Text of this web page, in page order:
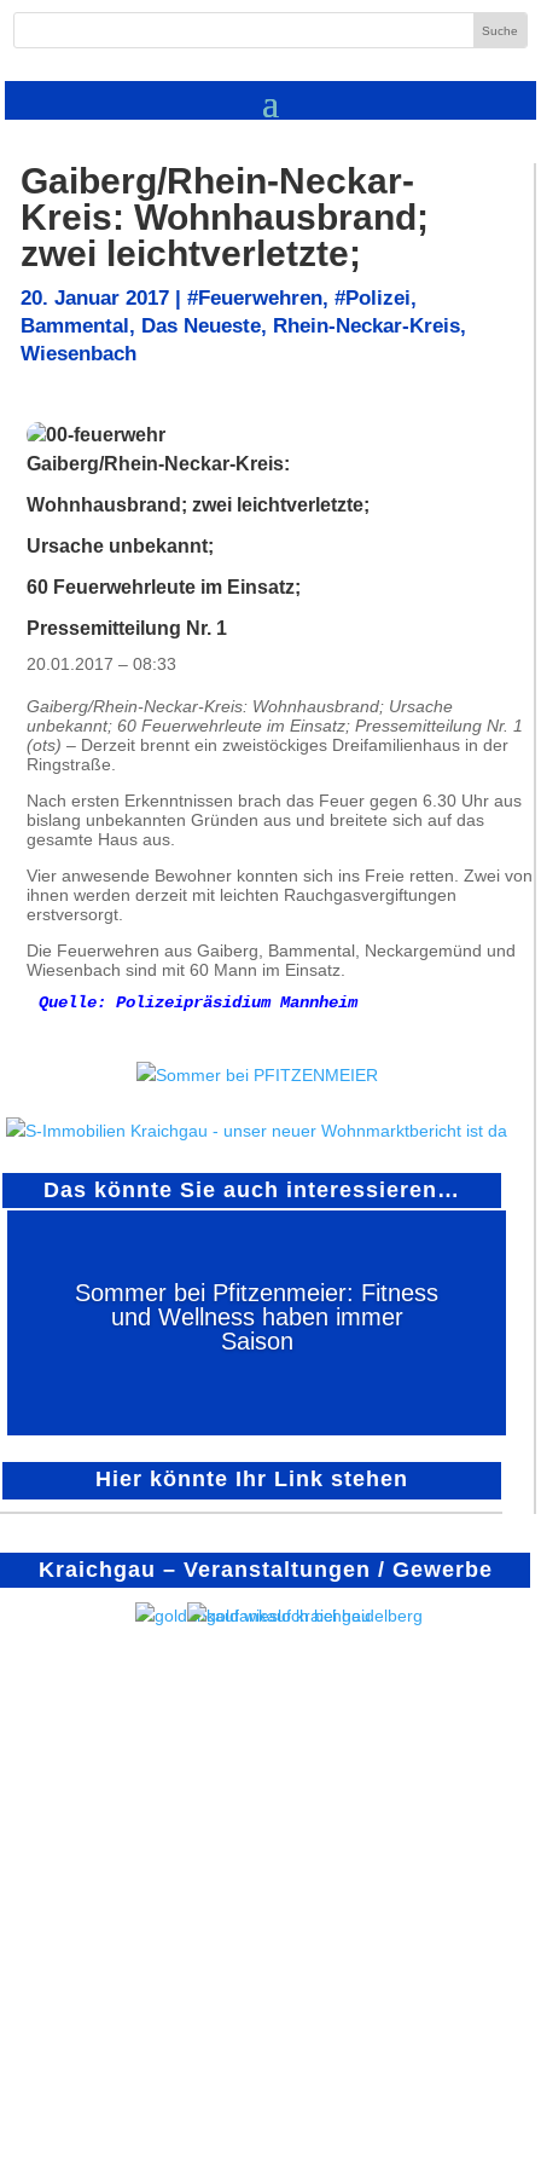
Gaiberg/Rhein-Neckar-
Kreis: Wohnhausbrand;
zwei leichtverletzte;
20. Januar 2017 | #Feuerwehren, #Polizei,
Bammental, Das Neueste, Rhein-Neckar-Kreis,
Wiesenbach
Gaiberg/Rhein-Neckar-Kreis:
Wohnhausbrand; zwei leichtverletzte;
Ursache unbekannt;
60 Feuerwehrleute im Einsatz;
Pressemitteilung Nr. 1
20.01.2017 – 08:33
Gaiberg/Rhein-Neckar-Kreis: Wohnhausbrand; Ursache
unbekannt; 60 Feuerwehrleute im Einsatz; Pressemitteilung Nr. 1
(ots) – Derzeit brennt ein zweistöckiges Dreifamilienhaus in der
Ringstraße.
Nach ersten Erkenntnissen brach das Feuer gegen 6.30 Uhr aus
bislang unbekannten Gründen aus und breitete sich auf das
gesamte Haus aus.
Vier anwesende Bewohner konnten sich ins Freie retten. Zwei von
ihnen werden derzeit mit leichten Rauchgasvergiftungen
erstversorgt.
Die Feuerwehren aus Gaiberg, Bammental, Neckargemünd und
Wiesenbach sind mit 60 Mann im Einsatz.
Quelle: Polizeipräsidium Mannheim
Das könnte Sie auch interessieren…
Sommer bei Pfitzenmeier: Fitness
und Wellness haben immer
Saison
Hier könnte Ihr Link stehen
Kraichgau – Veranstaltungen / Gewerbe